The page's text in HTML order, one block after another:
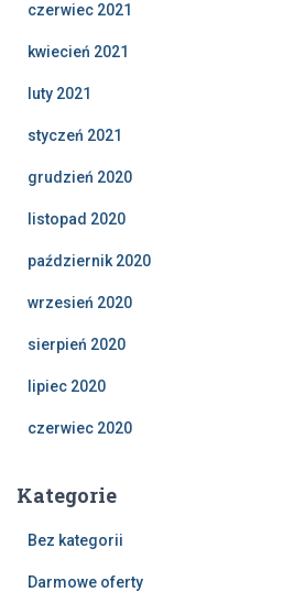
czerwiec 2021
kwiecień 2021
luty 2021
styczeń 2021
grudzień 2020
listopad 2020
październik 2020
wrzesień 2020
sierpień 2020
lipiec 2020
czerwiec 2020
Kategorie
Bez kategorii
Darmowe oferty